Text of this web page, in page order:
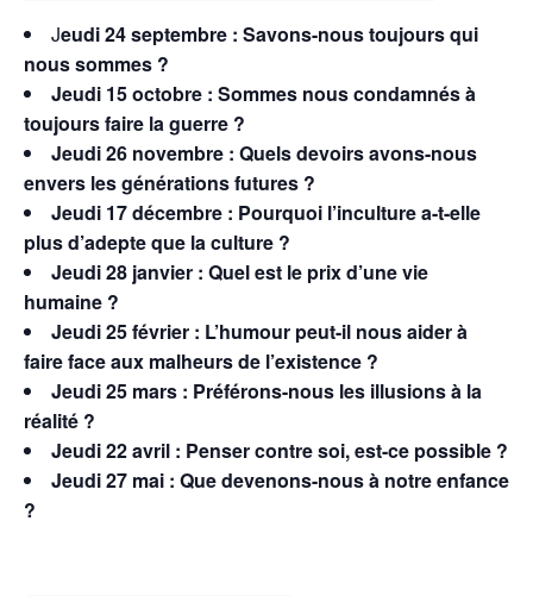
Jeudi 24 septembre : Savons-nous toujours qui
nous sommes ?
Jeudi 15 octobre : Sommes nous condamnés à
toujours faire la guerre ?
Jeudi 26 novembre : Quels devoirs avons-nous
envers les générations futures ?
Jeudi 17 décembre : Pourquoi l’inculture a-t-elle
plus d’adepte que la culture ?
Jeudi 28 janvier : Quel est le prix d’une vie
humaine ?
Jeudi 25 février : L’humour peut-il nous aider à
faire face aux malheurs de l’existence ?
Jeudi 25 mars : Préférons-nous les illusions à la
réalité ?
Jeudi 22 avril : Penser contre soi, est-ce possible ?
Jeudi 27 mai : Que devenons-nous à notre enfance
?